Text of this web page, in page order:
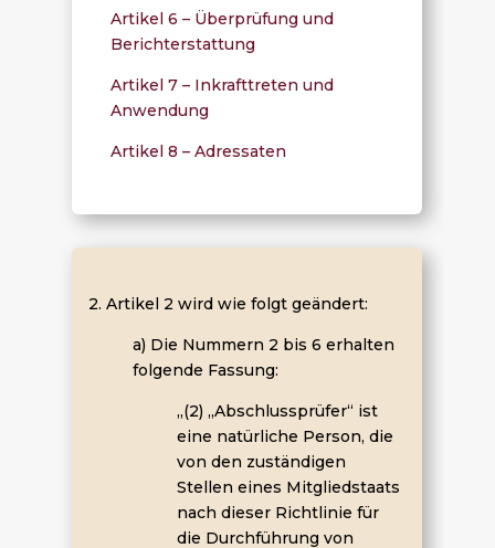
Artikel 6 – Überprüfung und
Berichterstattung
Artikel 7 – Inkrafttreten und
Anwendung
Artikel 8 – Adressaten
2. Artikel 2 wird wie folgt geändert:
a) Die Nummern 2 bis 6 erhalten
folgende Fassung:
„(2) „Abschlussprüfer“ ist
eine natürliche Person, die
von den zuständigen
Stellen eines Mitgliedstaats
nach dieser Richtlinie für
die Durchführung von